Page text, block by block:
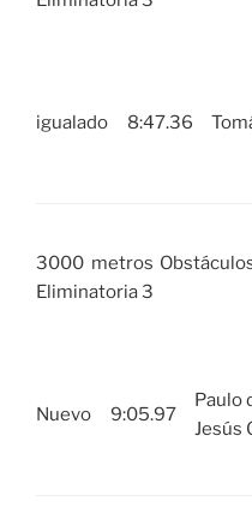
igualado 8:47.36
3000 metros
Eliminatoria 3
Nuevo 9:05.97
Paulo
Jesús